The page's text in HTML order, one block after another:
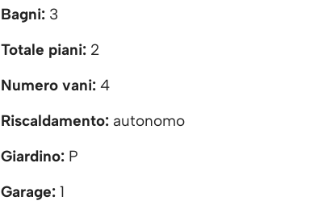
Bagni: 3
Totale piani: 2
Numero vani: 4
Riscaldamento: autonomo
Giardino: P
Garage: 1